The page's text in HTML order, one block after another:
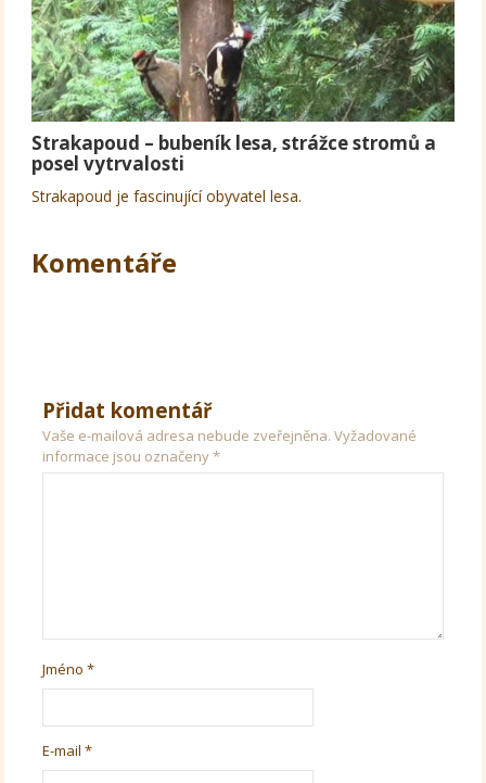
Strakapoud – bubeník lesa, strážce stromů a
posel vytrvalosti
Strakapoud je fascinující obyvatel lesa.
Komentáře
Přidat komentář
Vaše e-mailová adresa nebude zveřejněna. Vyžadované
informace jsou označeny*
Jméno*
E-mail*